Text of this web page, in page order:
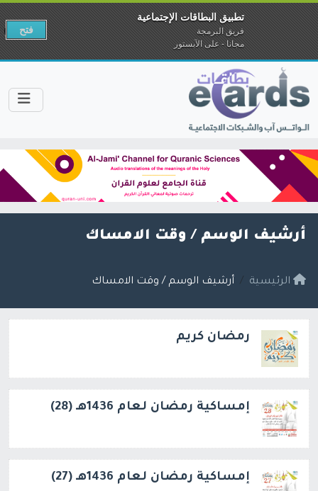
أرشيف الوسم / وقت الامساك
الرئيسية أرشيف الوسم / وقت الامساك
رمضان كريم
إمساكية رمضان لعام 1436هـ (28)
إمساكية رمضان لعام 1436هـ (27)
تطبيق البطاقات الإجتماعية
فريق البرمجة
مجانا - على الآبستور
فتح